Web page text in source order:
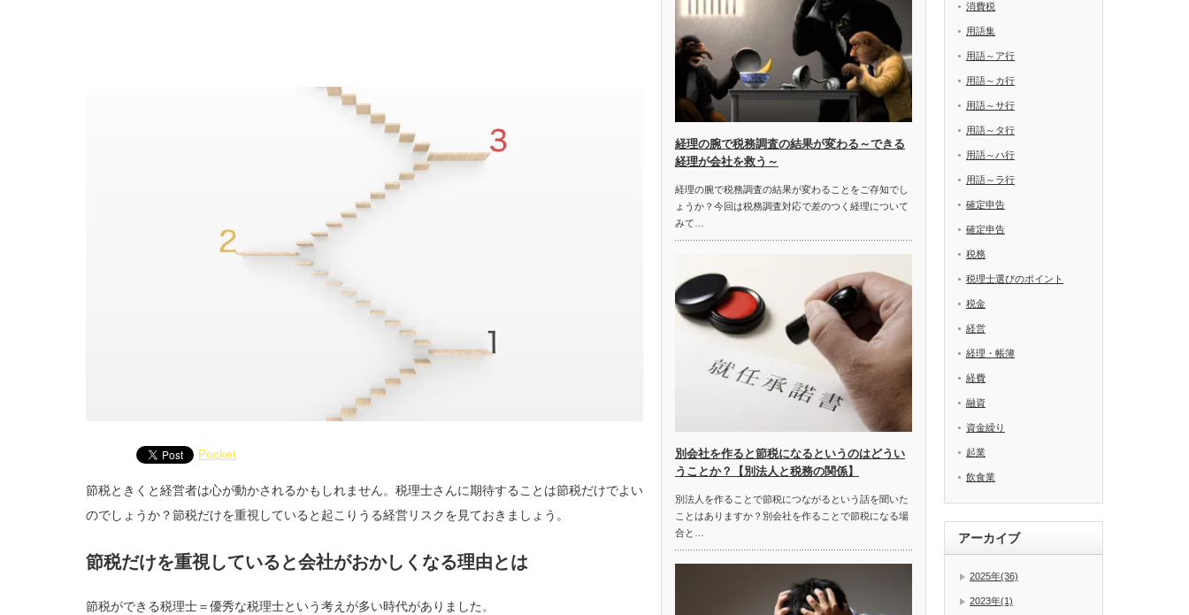
Pocket
節税ときくと経営者は心が動かされるかもしれません。税理士さんに期待することは節税だけでよい
のでしょうか？節税だけを重視していると起こりうる経営リスクを見ておきましょう。
節税だけを重視していると会社がおかしくなる理由とは
節税ができる税理士＝優秀な税理士という考えが多い時代がありました。
経理の腕で税務調査の結果が変わる～できる
経理が会社を救う～
経理の腕で税務調査の結果が変わることをご存知でし
ょうか？今回は税務調査対応で差のつく経理について
みて…
別会社を作ると節税になるというのはどうい
うことか？【別法人と税務の関係】
別法人を作ることで節税につながるという話を聞いた
ことはありますか？別会社を作ることで節税になる場
合と…
消費税
用語集
用語～ア行
用語～カ行
用語～サ行
用語～タ行
用語～ハ行
用語～ラ行
確定申告
確定申告
税務
税理士選びのポイント
税金
経営
経理・帳簿
経費
融資
資金繰り
起業
飲食業
アーカイブ
2025年(36)
2023年(1)